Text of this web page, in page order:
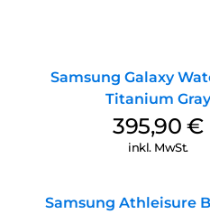
Samsung Galaxy
Titanium Gray
395,90€
inkl. MwSt.
Samsung Athleisure